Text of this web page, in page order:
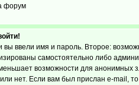
форум
вы ввели имя и пароль. Второе:
самостоятельно либо
возможности для анонимных
нет. Если вам был прислан e-mail,